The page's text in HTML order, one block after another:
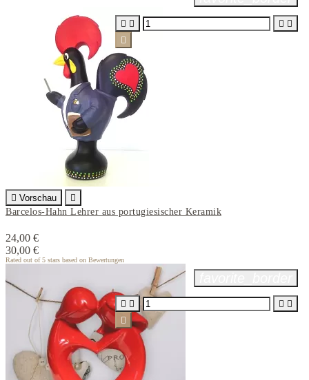
 Vorschau

Barcelos-Hahn Lehrer aus portugiesischer Keramik
24,00 €
30,00 €
Rated out of 5 stars based on Bewertungen
   

   
